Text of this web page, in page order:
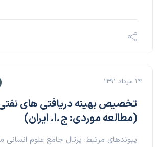
۱۴ مرداد ۱۳۹۱
تخصیص بهینه دریافتی های
(مطالعه موردی: ج.ا. ایران)
پیوندهای مرتبط: پرتال جامع علوم انسانی